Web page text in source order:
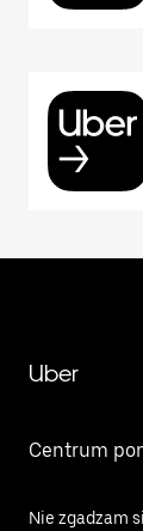
Uber
Centrum
Nie zgadzam